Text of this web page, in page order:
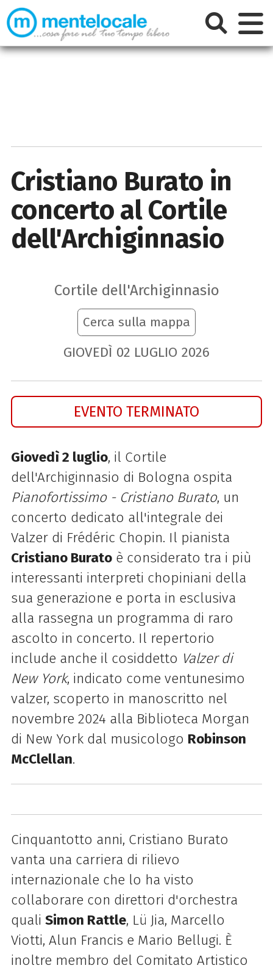
Cristiano Burato in
concerto al Cortile
dell'Archiginnasio
Cortile dell'Archiginnasio
Cerca sulla mappa
GIOVEDÌ 02 LUGLIO 2026
EVENTO TERMINATO
Giovedì 2 luglio, il Cortile
dell'Archiginnasio di Bologna ospita
Pianofortissimo - Cristiano Burato, un
concerto dedicato all'integrale dei
Valzer di Frédéric Chopin. Il pianista
Cristiano Buratoè considerato tra i più
interessanti interpreti chopiniani della
sua generazione e porta in esclusiva
alla rassegna un programma di raro
ascolto in concerto. Il repertorio
include anche il cosiddetto Valzer di
New York, indicato come ventunesimo
valzer, scoperto in manoscritto nel
novembre 2024 alla Biblioteca Morgan
di New York dal musicologo Robinson
McClellan.
Cinquantotto anni, Cristiano Burato
vanta una carriera di rilievo
internazionale che lo ha visto
collaborare con direttori d'orchestra
quali Simon Rattle, Lü Jia, Marcello
Viotti, Alun Francis e Mario Bellugi. È
inoltre membro del Comitato Artistico